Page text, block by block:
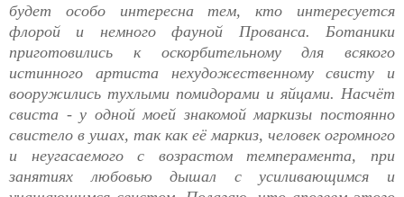
будет особо интересна тем, кто интересуется
флорой и немного фауной Прованса. Ботаники
приготовились к оскорбительному для всякого
истинного артиста нехудожественному свисту и
вооружились тухлыми помидорами и яйцами. Насчёт
свиста - у одной моей знакомой маркизы постоянно
свистело в ушах, так как её маркиз, человек огромного
и неугасаемого с возрастом темперамента, при
занятиях любовью дышал с усиливающимся и